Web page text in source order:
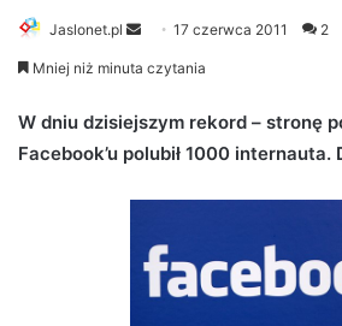
Jaslonet.pl
d
a
e
a
17 czerwca 2011 2
Mniej niż minuta czytania
W dniu dzisiejszym rekord – stronę
Facebook’u polubił 1000 internauta.